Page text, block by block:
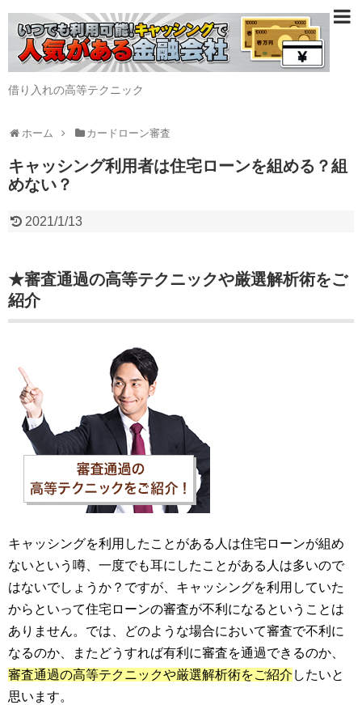
借り入れの高等テクニック
ホーム カードローン審査
キャッシング利用者は住宅ローンを組める？組
めない？
2021/1/13
★審査通過の高等テクニックや厳選解析術をご
紹介
キャッシングを利用したことがある人は住宅ローンが組め
ないという噂、一度でも耳にしたことがある人は多いので
はないでしょうか？ですが、キャッシングを利用していた
からといって住宅ローンの審査が不利になるということは
ありません。では、どのような場合において審査で不利に
なるのか、またどうすれば有利に審査を通過できるのか、
審査通過の高等テクニックや厳選解析術をご紹介 したいと
思います。